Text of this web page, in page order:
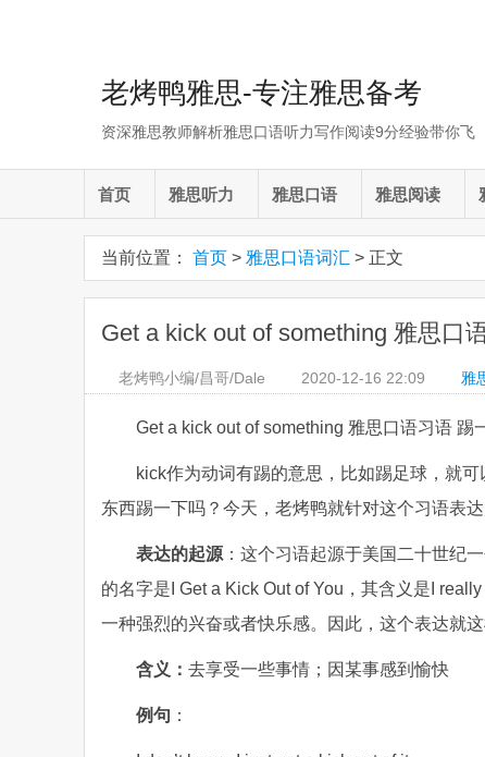
老烤鸭雅思-专注雅思备考
资深雅思教师解析雅思口语听力写作阅读9分经验带你飞
首页 雅思听力 雅思口语 雅思阅读
当前位置： 首页 > 雅思口语词汇 > 正文
Get a kick out of something 雅思口
老烤鸭小编/昌哥/Dale 2020-12-16 22:09 雅
Get a kick out of something 雅思口语习语 踢
kick作为动词有踢的意思，比如踢足球，就
东西踢一下吗？今天，老烤鸭就针对这个习语表
表达的起源 ：这个习语起源于美国二十世纪
的名字是I Get a Kick Out of You，其含义是I
一种强烈的兴奋或者快乐感。因此，这个表达就这
含义： 去享受一些事情；因某事感到愉快
例句 ：